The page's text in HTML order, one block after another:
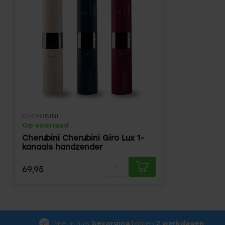
CHERUBINI
Op voorraad
Cherubini Cherubini Giro Lux 1-
kanaals handzender
69,95
Snel in huis: bezorging binnen 2 werkdagen